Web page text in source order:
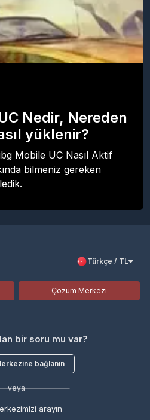
Nedir, Nereden
yüklenir?
Mobile UC Nasıl Aktif
bilmeniz gereken
Türkçe / TL
Çözüm Merkezi
bir soru mu var?
bağlanın
veya
arayın